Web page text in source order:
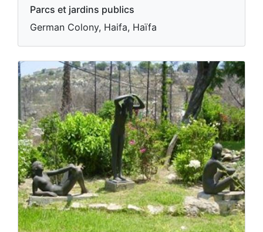
Parcs et jardins publics
German Colony, Haifa, Haïfa